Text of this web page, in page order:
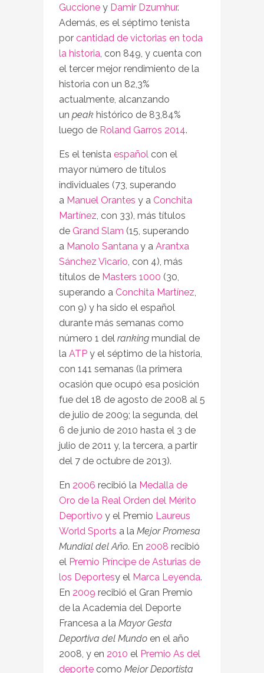
Guccione y Damir Dzumhur.
Además, es el séptimo tenista
por cantidad de victorias en toda
la historia, con 849, y cuenta con
el tercer mejor rendimiento de la
historia con un 82,3%
actualmente, alcanzando
un peak histórico de 83,84%
luego de Roland Garros 2014.
Es el tenista español con el
mayor número de títulos
individuales (73, superando
a Manuel Orantes y a Conchita
Martínez, con 33), más títulos
de Grand Slam (15, superando
a Manolo Santana y a Arantxa
Sánchez Vicario, con 4), más
títulos de Masters 1000 (30,
superando a Conchita Martínez,
con 9) y ha sido el español
durante más semanas como
número 1 del ranking mundial de
la ATP y el séptimo de la historia,
con 141 semanas (la primera
ocasión que ocupó esa posición
fue del 18 de agosto de 2008 al 5
de julio de 2009; la segunda, del
6 de junio de 2010 hasta el 3 de
julio de 2011 y, la tercera, a partir
del 7 de octubre de 2013).
En 2006 recibió la Medalla de
Oro de la Real Orden del Mérito
Deportivo y el Premio Laureus
World Sports a la Mejor Promesa
Mundial del Año. En 2008 recibió
el Premio Príncipe de Asturias de
los Deportesy el Marca Leyenda.
En 2009 recibió el Gran Premio
de la Academia del Deporte
Francesa a la Mayor Gesta
Deportiva del Mundo en el año
2008, y en 2010 el Premio As del
deporte como Mejor Deportista